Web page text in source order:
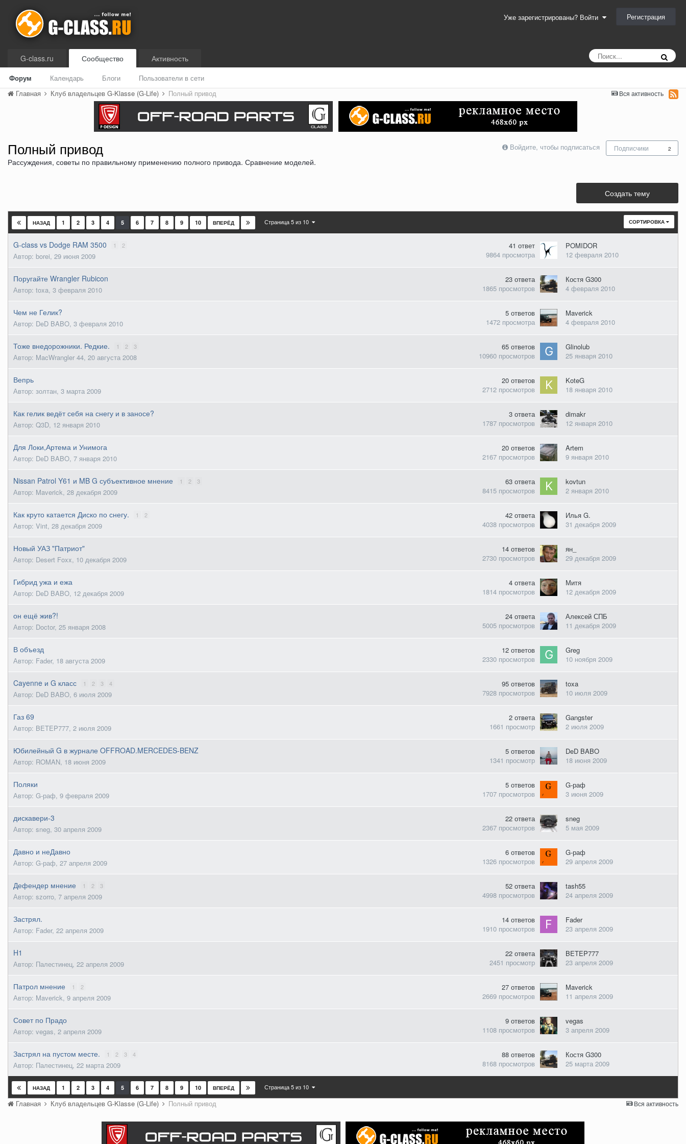
Уже зарегистрированы? Войти Регистрация
G-class.ru Сообщество
Форум Календарь Блоги Пользователи в сети
Активность
Вся активность
Главная Клуб владельцев G-Klasse (G-Life) Полный привод
Полный привод Войдите, чтобы подписаться Подписчики 2
Рассуждения, советы по правильному применению полного привода. Сравнение моделей.
Создать тему
СОРТИРОВКА
НАЗАД 1 2 3 4 5 6 7 8 9 10 ВПЕРЁД Страница 5 из 10
G-class vs Dodge RAM 3500 1 2
Автор: borei, 29 июня 2009
41 ответ
9864 просмотра
POMIDOR
12 февраля 2010
Поругайте Wrangler Rubicon
Автор: toxa, 3 февраля 2010
23 ответа
1865 просмотров
Костя G300
4 февраля 2010
Чем не Гелик?
Автор: DeD BABO, 3 февраля 2010
5 ответов
1472 просмотра
Maverick
4 февраля 2010
Тоже внедорожники. Редкие. 1 2 3
Автор: MacWrangler 44, 20 августа 2008
65 ответов
10960 просмотров
Glinolub
25 января 2010
Вепрь
Автор: золтан, 3 марта 2009
20 ответов
2712 просмотров
KoteG
18 января 2010
Как гелик ведёт себя на снегу и в заносе?
Автор: Q3D, 12 января 2010
3 ответа
1787 просмотров
dimakr
12 января 2010
Для Локи,Артема и Унимога
Автор: DeD BABO, 7 января 2010
20 ответов
2167 просмотров
Artem
9 января 2010
Nissan Patrol Y61 и MB G субъективное мнение 1 2 3
Автор: Maverick, 28 декабря 2009
63 ответа
8415 просмотров
kovtun
2 января 2010
Как круто катается Диско по снегу. 1 2
Автор: Vint, 28 декабря 2009
42 ответа
4038 просмотров
Илья G.
31 декабря 2009
Новый УАЗ "Патриот"
Автор: Desert Foxx, 10 декабря 2009
14 ответов
2730 просмотров
ян_
29 декабря 2009
Гибрид ужа и ежа
Автор: DeD BABO, 12 декабря 2009
4 ответа
1814 просмотров
Митя
12 декабря 2009
он ещё жив?!
Автор: Doctor, 25 января 2008
24 ответа
5005 просмотров
Алексей СПБ
11 декабря 2009
В объезд
Автор: Fader, 18 августа 2009
12 ответов
2330 просмотров
Greg
10 ноября 2009
Cayenne и G класс 1 2 3 4
Автор: DeD BABO, 6 июля 2009
95 ответов
7928 просмотров
toxa
10 июля 2009
Газ 69
Автор: BETEP777, 2 июля 2009
2 ответа
1661 просмотр
Gаngster
2 июля 2009
Юбилейный G в журнале OFFROAD.MERCEDES-BENZ
Автор: ROMAN, 18 июня 2009
5 ответов
1341 просмотр
DeD BABO
18 июня 2009
Поляки
Автор: G-раф, 9 февраля 2009
5 ответов
1707 просмотров
G-раф
3 июня 2009
дискавери-3
Автор: sneg, 30 апреля 2009
22 ответа
2367 просмотров
sneg
5 мая 2009
Давно и неДавно
Автор: G-раф, 27 апреля 2009
6 ответов
1326 просмотров
G-раф
29 апреля 2009
Дефендер мнение 1 2 3
Автор: szorro, 7 апреля 2009
52 ответа
4998 просмотров
tash55
24 апреля 2009
Застрял.
Автор: Fader, 22 апреля 2009
14 ответов
1910 просмотров
Fader
23 апреля 2009
H1
Автор: Палестинец, 22 апреля 2009
22 ответа
2451 просмотр
BETEP777
23 апреля 2009
Патрол мнение 1 2
Автор: Maverick, 9 апреля 2009
27 ответов
2669 просмотров
Maverick
11 апреля 2009
Совет по Прадо
Автор: vegas, 2 апреля 2009
9 ответов
1108 просмотров
vegas
3 апреля 2009
Застрял на пустом месте. 1 2 3 4
Автор: Палестинец, 22 марта 2009
88 ответов
8168 просмотров
Костя G300
25 марта 2009
НАЗАД 1 2 3 4 5 6 7 8 9 10 ВПЕРЁД Страница 5 из 10
Вся активность
Главная Клуб владельцев G-Klasse (G-Life) Полный привод